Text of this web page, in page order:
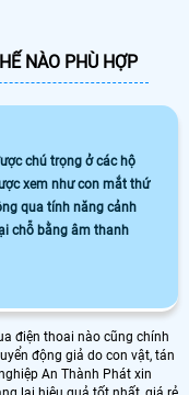
NÀO PHÙ HỢP
chú trọng ở các hộ
xem như con mắt thứ
qua tính năng cảnh
chỗ bằng âm thanh
điện thoai nào cũng chính
động giả do con vật, tán
An Thành Phát xin